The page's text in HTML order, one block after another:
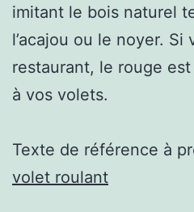
imitant le bois naturel
l’acajou ou le noyer. Si
restaurant, le rouge
à vos volets.
Texte de référence à
volet roulant